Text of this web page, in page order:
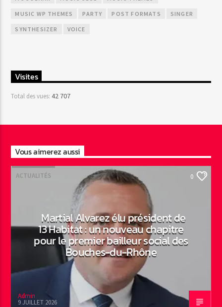
MUSIC WP THEMES PARTY POST FORMATS SINGER
SYNTHESIZER VOICE
Visites
Total des vues:42 707
Vous aimerez aussi
ACTUALITÉS 0
Martial Alvarez élu président de
13 Habitat : un nouveau chapitre
pour le premier bailleur social des
Bouches-du-Rhône
Admin
9 JUILLET 2026